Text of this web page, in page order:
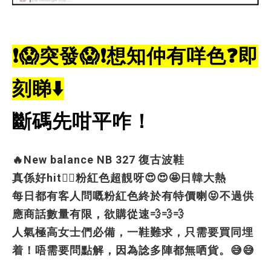
❗😱突發😱❗想知仲有咩色❓即
刻睇⬇️
斷碼先咁平咋！
🔥New balance NB 327 復古波鞋
真係好hit❤️‍🔥粉紅色超靚呀😍😍🤩日韓大熱
每日都有客人問嘅粉紅色終於有特價喇😝不過供
應商話數量有限，欲購從速💨💨💨
人氣極高女士們必備，一鞋難求，只需要買同埋
着！唔需要問點解，因為諗多陣都無哂貨。😅😅